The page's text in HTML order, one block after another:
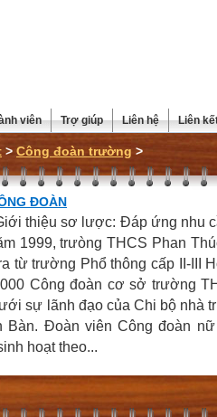
viên Trợ giúp Liên hệ Liên
> Công đoàn trường >
ĐOÀN
thiệu sơ lược: Đáp ứng nhu
1999, trưòng THCS Phan
từ trường Phổ thông cấp II-III
Công đoàn cơ sở trường
sự lãnh đạo của Chi bộ nhà
Bàn. Đoàn viên Công đoàn
hoạt theo...